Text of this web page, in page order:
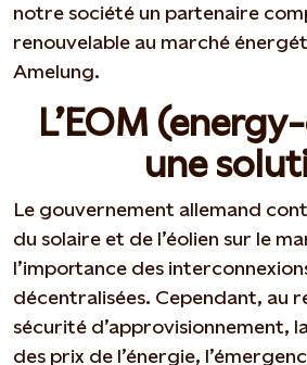
notre société un partenaire
renouvelable au marché
Amelung.
L’EOM
une
Le gouvernement allemand
du solaire et de l’éolien sur le
l’importance des
décentralisées. Cependant, au
sécurité d’approvisionnement,
des prix de l’énergie,